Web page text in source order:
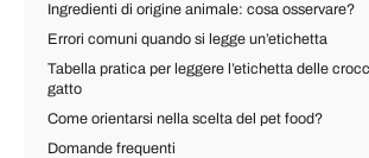
Ingredienti di origine animale: cosa osservare?
Errori comuni quando si legge un’etichetta
Tabella pratica per leggere l’etichetta delle
gatto
Come orientarsi nella scelta del pet food?
Domande frequenti